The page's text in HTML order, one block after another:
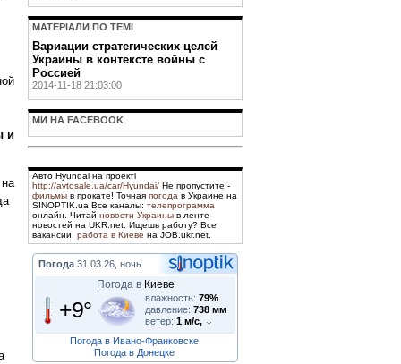
и
МАТЕРIАЛИ ПО ТЕМI
Вариации стратегических целей
Украины в контексте войны с
Россией
2014-11-18 21:03:00
МИ НА FACEBOOK
Авто Hyundai на проекті
http://avtosale.ua/car/Hyundai/ Не пропустите -
фильмы в прокате! Точная погода в Украине на
SINOPTIK.ua Все каналы: телепрограмма
онлайн. Читай новости Украины в ленте
новостей на UKR.net. Ищешь работу? Все
вакансии, работа в Киеве на JOB.ukr.net.
Погода 31.03.26, ночь
Погода в Киеве
+9° влажность: 79%
давление: 738 мм
ветер: 1 м/с,
Погода в Ивано-Франковске
Погода в Донецке